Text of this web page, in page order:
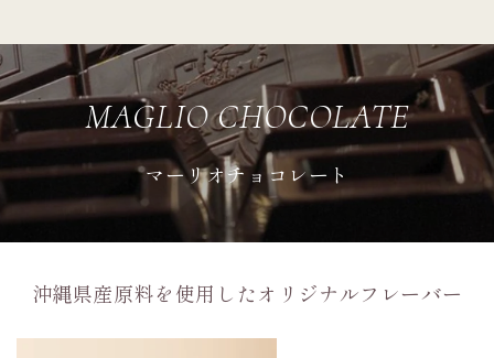
MAGLIO CHOCOLATE
マーリオチョコレート
沖縄県産原料を使用したオリジナルフレーバー